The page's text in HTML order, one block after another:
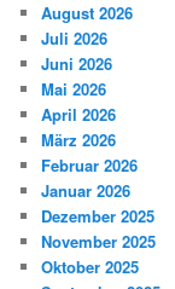
August 2026
Juli 2026
Juni 2026
Mai 2026
April 2026
März 2026
Februar 2026
Januar 2026
Dezember 2025
November 2025
Oktober 2025